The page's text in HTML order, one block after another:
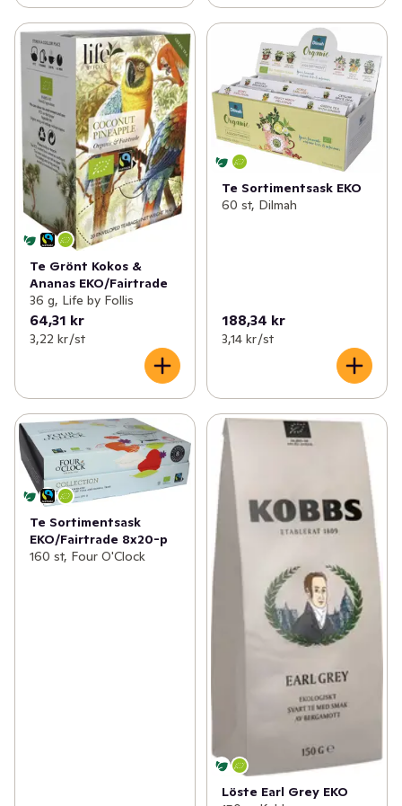
Te Grönt Kokos &
Ananas EKO/Fairtrade
36 g, Life by Follis
64,31 kr
3,22 kr /st
Te Sortimentsask EKO
60 st, Dilmah
188,34 kr
3,14 kr /st
Te Sortimentsask
EKO/Fairtrade 8x20-p
160 st, Four O'Clock
Löste Earl Grey EKO